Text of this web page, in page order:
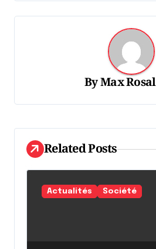
o
n
d
e
ByMax
Related Posts
Actualités Société